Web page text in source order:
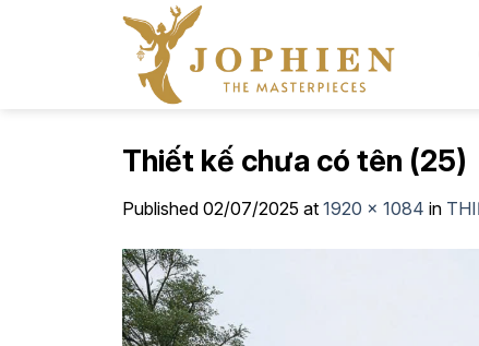
Thiết kế chưa có tên (25)
Published 02/07/2025 at 1920 × 1084 in